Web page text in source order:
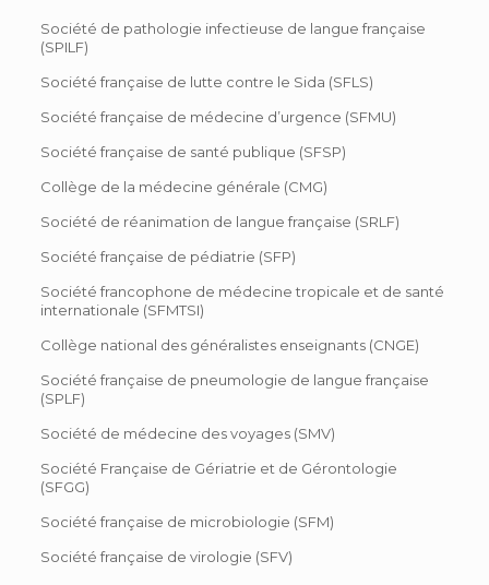
Société de pathologie infectieuse de langue française
(SPILF)
Société française de lutte contre le Sida (SFLS)
Société française de médecine d’urgence (SFMU)
Société française de santé publique (SFSP)
Collège de la médecine générale (CMG)
Société de réanimation de langue française (SRLF)
Société française de pédiatrie (SFP)
Société francophone de médecine tropicale et de santé
internationale (SFMTSI)
Collège national des généralistes enseignants (CNGE)
Société française de pneumologie de langue française
(SPLF)
Société de médecine des voyages (SMV)
Société Française de Gériatrie et de Gérontologie
(SFGG)
Société française de microbiologie (SFM)
Société française de virologie (SFV)